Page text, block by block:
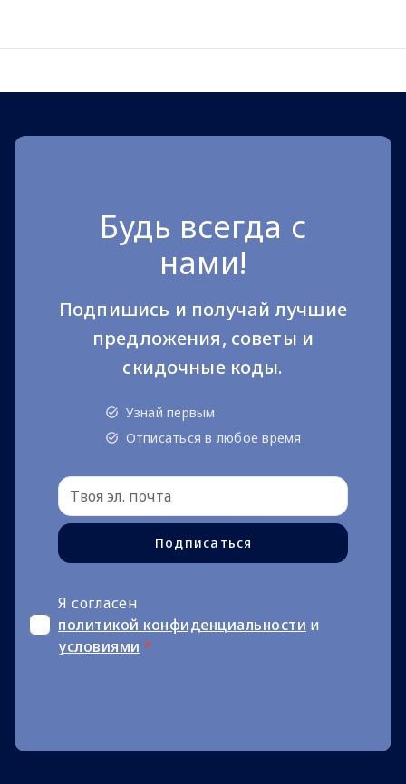
Будь всегда с
нами!
Подпишись и получай лучшие
предложения, советы и
скидочные коды.
Узнай первым
Отписаться в любое время
Подписаться
Я согласен
политикой конфиденциальности и
условиями *